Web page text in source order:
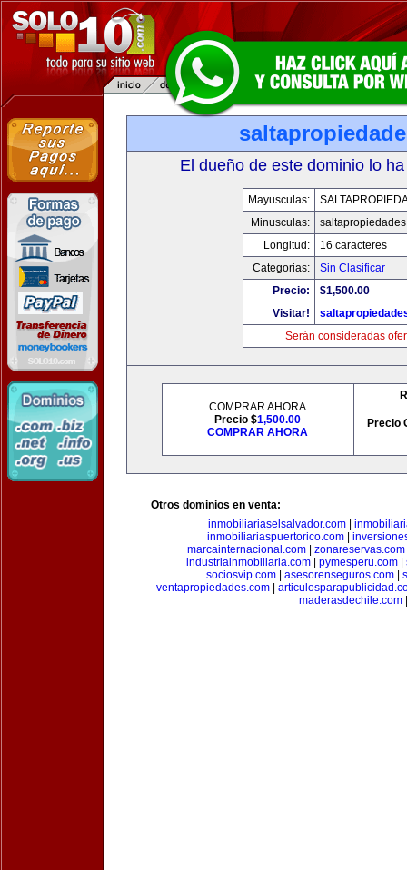
El dueño de este dominio lo
Mayusculas:
Minusculas:
Longitud:
16 caracteres
Categorias:
Sin Clasificar
Precio:
$1,500.00
Visitar!
Serán consideradas
COMPRAR AHORA
Precio $1,500.00
COMPRAR AHORA
Precio
Otros dominios en venta:
inmobiliariaselsalvador.com|
inmobiliariaspuertorico.com
marcainternacional.com| zonareservas.com
industriainmobiliaria.com| pymesperu.com|
sociosvip.com
asesorenseguros.com
ventapropiedades.com
maderasdechile.com